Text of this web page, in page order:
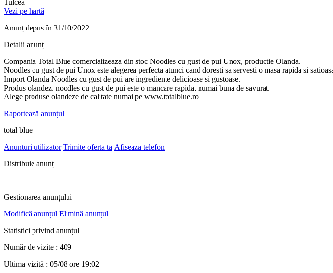
Tulcea
Vezi pe hartă
Anunț depusîn 31/10/2022
Detalii anunț
Compania Total Blue comercializeaza din stoc Noodles cu gust de pui Unox, productie Olanda.
Noodles cu gust de pui Unox este alegerea perfecta atunci cand doresti sa servesti o masa rapida si
Import Olanda Noodles cu gust de pui are ingrediente delicioase si gustoase.
Produs olandez, noodles cu gust de pui este o mancare rapida, numai buna de savurat.
Alege produse olandeze de calitate numai pe www.totalblue.ro
Raportează anunțul
total blue
Anunturi utilizator Trimite oferta ta Afiseaza telefon
Distribuie anunț
Gestionarea anunțului
Modifică anunțul Elimină anunțul
Statistici privind anunțul
Număr de vizite : 409
Ultima vizită : 05/08 ore 19:02